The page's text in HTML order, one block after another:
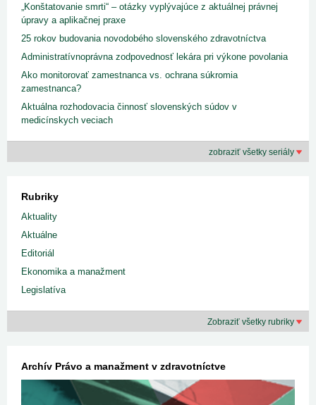
„Konštatovanie smrti“ – otázky vyplývajúce z aktuálnej právnej
úpravy a aplikačnej praxe
25 rokov budovania novodobého slovenského zdravotníctva
Administratívnoprávna zodpovednosť lekára pri výkone povolania
Ako monitorovať zamestnanca vs. ochrana súkromia
zamestnanca?
Aktuálna rozhodovacia činnosť slovenských súdov v
medicínskych veciach
zobraziť všetky seriály
Rubriky
Aktuality
Aktuálne
Editoriál
Ekonomika a manažment
Legislatíva
Zobraziť všetky rubriky
Archív Právo a manažment v zdravotníctve